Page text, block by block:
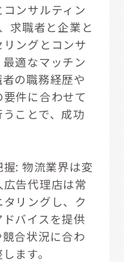
ンサルティン
求職者と企業と
ングとコンサ
適なマッチン
の職務経歴や
件に合わせて
ことで、成功
: 物流業界は変
告代理店は常
リングし、ク
バイスを提供
合状況に合わ
ます。